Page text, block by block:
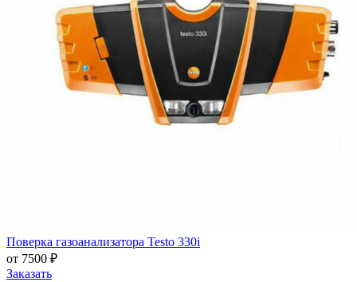
Поверка газоанализатора Testo 330i
от 7500 ₽
Заказать